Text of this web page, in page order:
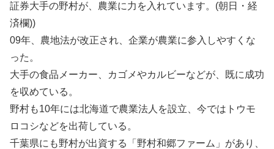
証券大手の野村が、農業に力を入れています。(朝日・経
済欄))
09年、農地法が改正され、企業が農業に参入しやすくな
った。
大手の食品メーカー、カゴメやカルビーなどが、既に成功
を収めている。
野村も10年には北海道で農業法人を設立、今ではトウモ
ロコシなどを出荷している。
千葉県にも野村が出資する「野村和郷ファーム」があり、